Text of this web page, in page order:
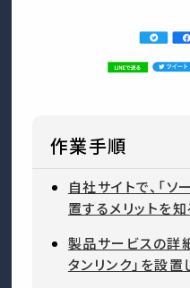
作業手順
自社サイトで、「ソ
置するメリットを知
製品サービスの詳
タンリンク」を設置